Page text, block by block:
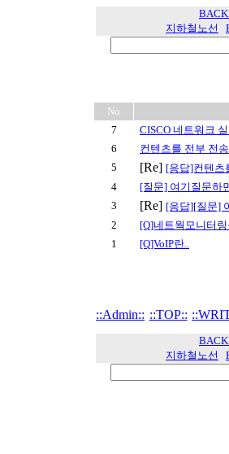
지하철노선
No
7
CISCO 네트워크
6
컨텐츠를 전부 전
5
[Re] [응답]컨텐츠
4
[질문] 여기질문하
3
[Re] [응답][질문]
2
[Q]네트웍모니터링
1
[Q]VoIP란..
::Admin:: ::TOP::
지하철노선